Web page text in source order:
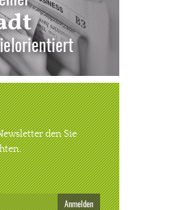
den Sie
Anmelden